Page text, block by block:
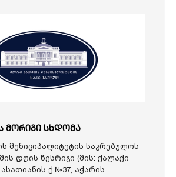
მორიგი სხდომა
მუნიციპალიტეტის საკრებულოს
დღის წესრიგი (მის: ქალაქი
ქ.№37, აჭარის